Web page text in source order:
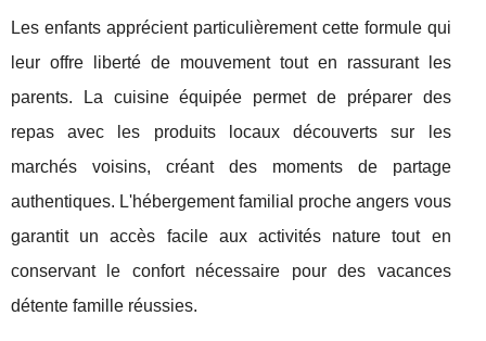
Les enfants apprécient particulièrement cette formule qui
leur offre liberté de mouvement tout en rassurant les
parents. La cuisine équipée permet de préparer des
repas avec les produits locaux découverts sur les
marchés voisins, créant des moments de partage
authentiques. L'hébergement familial proche angers vous
garantit un accès facile aux activités nature tout en
conservant le confort nécessaire pour des vacances
détente famille réussies.